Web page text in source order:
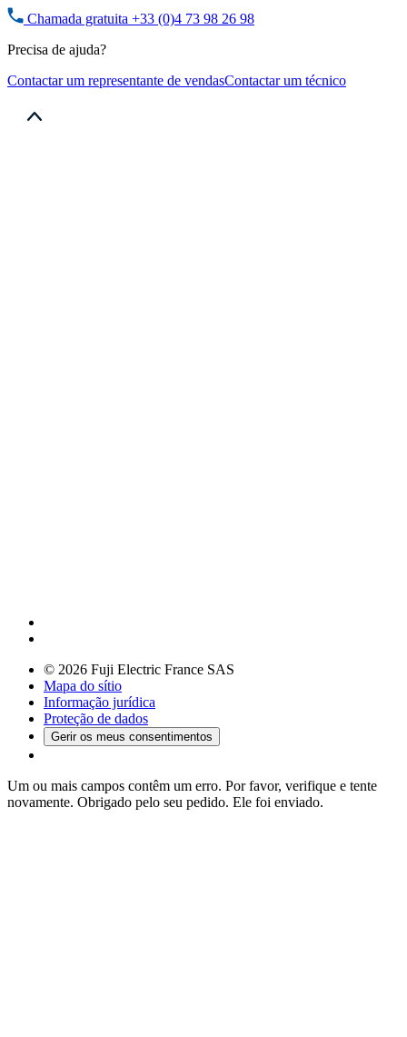
Chamada gratuita +33 (0)4 73 98 26 98
Precisa de ajuda?
Contactar um representante de vendasContactar um técnico
© 2026 Fuji Electric France SAS
Mapa do sítio
Informação jurídica
Proteção de dados
Gerir os meus consentimentos
Um ou mais campos contêm um erro. Por favor, verifique e tente
novamente. Obrigado pelo seu pedido. Ele foi enviado.